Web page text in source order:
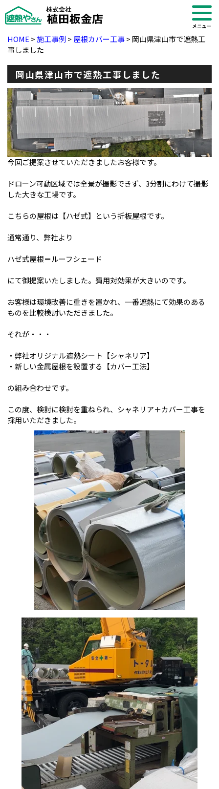
・ブログ
メニュー
HOME >施工事例 > 屋根カバー工事> 岡山県津山市で遮熱工
事しました
岡山県津山市で遮熱工事しました
今回ご提案させていただきましたお客様です。
ドローン可動区域では全景が撮影できず、3分割にわけて撮影
した大きな工場です。
こちらの屋根は【ハゼ式】という折板屋根です。
通常通り、弊社より
ハゼ式屋根＝ルーフシェード
にて御提案いたしました。費用対効果が大きいのです。
お客様は環境改善に重きを置かれ、一番遮熱にて効果のある
ものを比較検討いただきました。
それが・・・
・弊社オリジナル遮熱シート【シャネリア】
・新しい金属屋根を設置する【カバー工法】
の組み合わせです。
この度、検討に検討を重ねられ、シャネリア＋カバー工事を
採用いただきました。